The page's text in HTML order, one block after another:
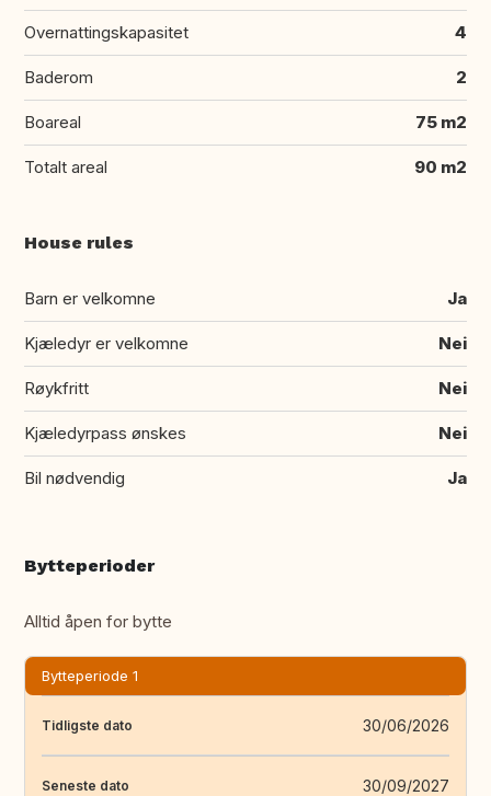
Overnattingskapasitet 4
Baderom 2
Boareal 75 m2
Totalt areal 90 m2
House rules
Barn er velkomne Ja
Kjæledyr er velkomne Nei
Røykfritt Nei
Kjæledyrpass ønskes Nei
Bil nødvendig Ja
Bytteperioder
Alltid åpen for bytte
Bytteperiode 1
Tidligste dato 30/06/2026
Seneste dato 30/09/2027